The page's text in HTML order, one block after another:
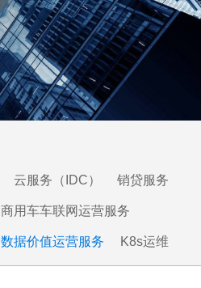
云服务（IDC） 销贷服务
商用车车联网运营服务
数据价值运营服务 K8s运维